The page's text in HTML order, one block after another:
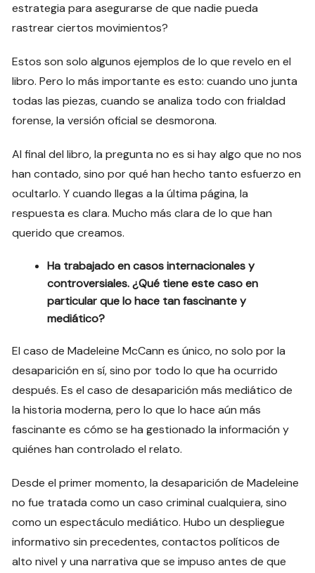
estrategia para asegurarse de que nadie pueda
rastrear ciertos movimientos?
Estos son solo algunos ejemplos de lo que revelo en el
libro. Pero lo más importante es esto: cuando uno junta
todas las piezas, cuando se analiza todo con frialdad
forense, la versión oficial se desmorona.
Al final del libro, la pregunta no es si hay algo que no nos
han contado, sino por qué han hecho tanto esfuerzo en
ocultarlo. Y cuando llegas a la última página, la
respuesta es clara. Mucho más clara de lo que han
querido que creamos.
Ha trabajado en casos internacionales y
controversiales. ¿Qué tiene este caso en
particular que lo hace tan fascinante y
mediático?
El caso de Madeleine McCann es único, no solo por la
desaparición en sí, sino por todo lo que ha ocurrido
después. Es el caso de desaparición más mediático de
la historia moderna, pero lo que lo hace aún más
fascinante es cómo se ha gestionado la información y
quiénes han controlado el relato.
Desde el primer momento, la desaparición de Madeleine
no fue tratada como un caso criminal cualquiera, sino
como un espectáculo mediático. Hubo un despliegue
informativo sin precedentes, contactos políticos de
alto nivel y una narrativa que se impuso antes de que